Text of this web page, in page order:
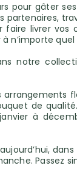
pour gâter
partenaires,
livrer
n’importe quel
notre
de
à